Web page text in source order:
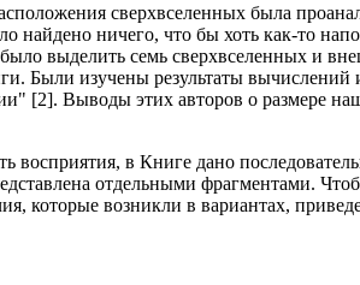
сверхвселенных была
найдено ничего, что бы хоть как-то
выделить семь сверхвселенных и
Были изучены результаты
[2]. Выводы этих авторов о размере
восприятия, в Книге дано
отдельными фрагментами.
которые возникли в вариантах,